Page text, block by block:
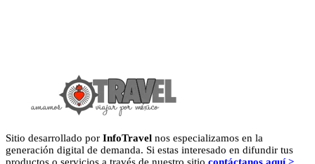
Sitio desarrollado por InfoTravel nos especializamos en la
generación digital de demanda. Si estas interesado en difundir tus